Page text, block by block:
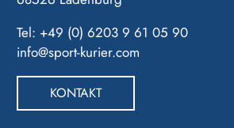
Tel: +49 (0) 6203 9 61 05 90
info@sport-kurier.com
KONTAKT